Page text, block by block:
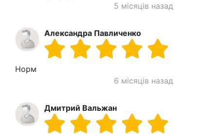
5 місяців назад
Александра Павличенко
Норм
6 місяців назад
Дмитрий Вальжан